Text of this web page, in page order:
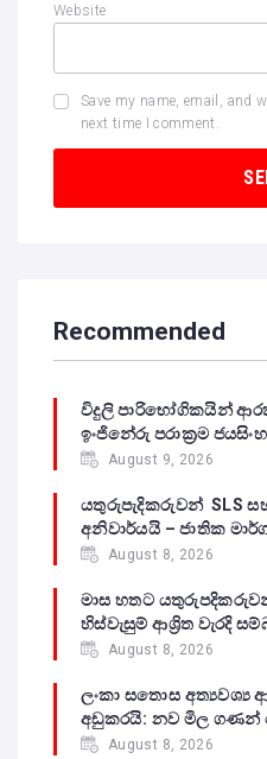
Website
Save my name, email, and
next time I comment.
Recommended
විදුලි පාරිභෝගිකයින්
ඉංජිනේරු පරාක්‍රම ජයසිංහ
August 9, 2026
යතුරුපැදිකරුවන් SLS
අනිවාර්යයි – ජාතික
August 8, 2026
මාස හතට
හිස්වැසුම් ආශ්‍රිත වැරදි
August 8, 2026
ලංකා සතොස අත්‍යවශ්‍ය
අඩුකරයි: නව මිල ගණන්
August 8, 2026